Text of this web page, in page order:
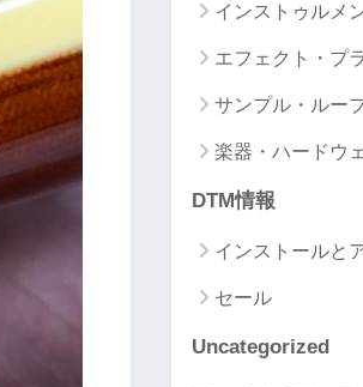
インストゥルメ
エフェクト・プ
サンプル・ルー
楽器・ハードウ
DTM情報
インストールと
セール
Uncategorized